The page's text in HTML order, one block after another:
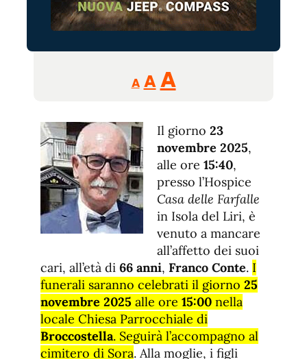
A
Reducir
tamaño
fuente.
A Restablecer
de
fuente
AAumentar
de
fuente.
Il giorno 23
novembre 2025,
alle ore 15:40,
presso l’Hospice
Casa delle Farfalle
in Isola del Liri, è
venuto a mancare
all’affetto dei suoi
cari, all’età di 66 anni, Franco Conte. I
funerali saranno celebrati il giorno 25
novembre 2025 alle ore 15:00 nella
locale Chiesa Parrocchiale di
Broccostella. Seguirà l’accompagno al
cimitero di Sora. Alla moglie, i figli